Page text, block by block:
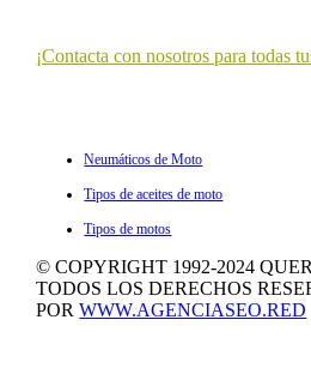
¡Contacta con nosotros para todas
Neumáticos de Moto
Tipos de aceites de moto
Tipos de motos
© COPYRIGHT 1992-2024
TODOS LOS DERECHOS
PORWWW.AGENCIASEO.RED